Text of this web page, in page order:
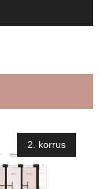
2. korrus